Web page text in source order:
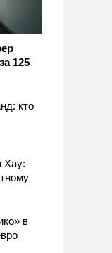
125
кто
Хау:
в